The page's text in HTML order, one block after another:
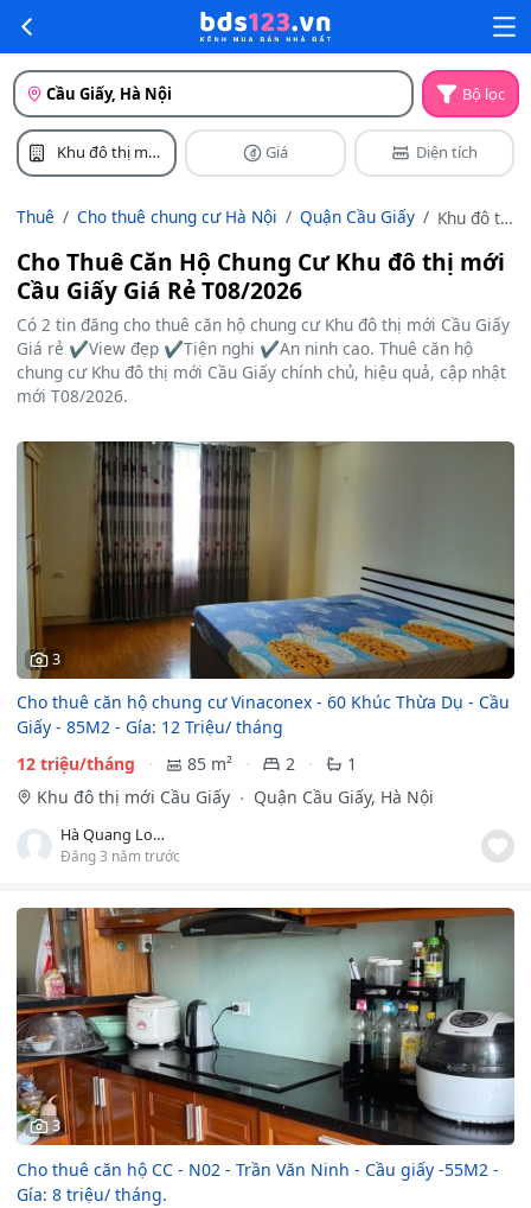
Cầu Giấy, Hà Nội Bộ lọc
Khu đô thị mới
Cầu Giấy
Giá Diện tích
Thuê Cho thuê chung cư Hà Nội Quận Cầu Giấy
Khu đô thị
Giấy
Cho Thuê Căn Hộ Chung Cư Khu đô thị mới
Cầu Giấy Giá Rẻ T08/2026
Có 2 tin đăng cho thuê căn hộ chung cư Khu đô thị mới Cầu Giấy
Giá rẻ ✔️View đẹp ✔️Tiện nghi ✔️An ninh cao. Thuê căn hộ
chung cư Khu đô thị mới Cầu Giấy chính chủ, hiệu quả, cập nhật
mới T08/2026.
3
Cho thuê căn hộ chung cư Vinaconex - 60 Khúc Thừa Dụ - Cầu
Giấy - 85M2 - Gía: 12 Triệu/ tháng
12 triệu/tháng
85 m² 2
1
Khu đô thị mới Cầu Giấy
Quận Cầu Giấy, Hà Nội
Hà Quang Long
Đăng 3 năm trước
3
Cho thuê căn hộ CC - N02 - Trần Văn Ninh - Cầu giấy -55M2 -
Gía: 8 triệu/ tháng.